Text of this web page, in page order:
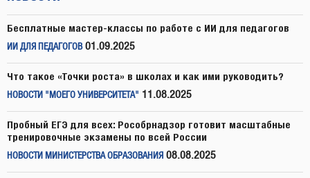
Бесплатные мастер-классы по работе с ИИ для педагогов
ИИ ДЛЯ ПЕДАГОГОВ 01.09.2025
Что такое «Точки роста» в школах и как ими руководить?
НОВОСТИ "МОЕГО УНИВЕРСИТЕТА" 11.08.2025
Пробный ЕГЭ для всех: Рособрнадзор готовит масштабные
тренировочные экзамены по всей России
НОВОСТИ МИНИСТЕРСТВА ОБРАЗОВАНИЯ 08.08.2025